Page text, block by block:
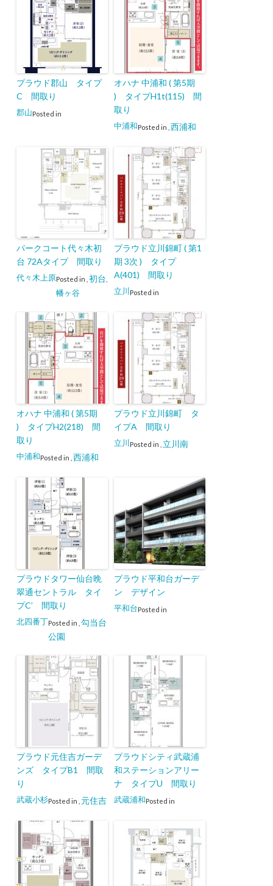
プラウド郡山 タイプ
C 間取り
Posted in
郡山
オハナ 中浦和 ( 第5期
) タイプH1t(115) 間
取り
Posted in
中浦和 西浦和
パークコート代々木初
台 72Aタイプ 間取り
Posted in
代々木上原 初台
幡ヶ谷
プラウド立川錦町 ( 第1
期 3次 ) タイプ
A(401) 間取り
Posted in
立川
オハナ 中浦和 ( 第5期
) タイプH2(218) 間
取り
Posted in
中浦和 西浦和
プラウド立川錦町 タ
イプA 間取り
Posted in
立川 立川南
プラウドタワー仙台晩
翠通セントラル タイ
プC’ 間取り
Posted in
北四番丁
勾当台
公園
プラウド平和台ガーデ
ン デザイン
Posted in
平和台
プラウド元住吉ガーデ
ンズ タイプB1 間取
り
Posted in
武蔵小杉 元住吉
プラウドシティ武蔵浦
和ステーションアリー
ナ タイプU 間取り
Posted in
武蔵浦和